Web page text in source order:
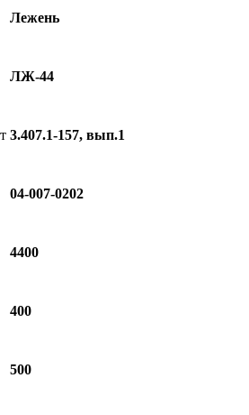
Лежень
ЛЖ-44
3.407.1-157, вып.1
04-007-0202
4400
400
500